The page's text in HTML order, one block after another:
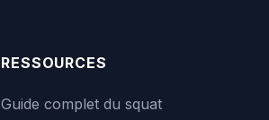
RESSOURCES
Guide complet du squat